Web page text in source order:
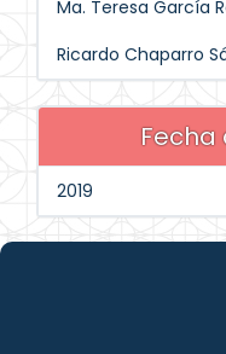
Ma. Teresa García
Ricardo Chaparro
Fecha
2019